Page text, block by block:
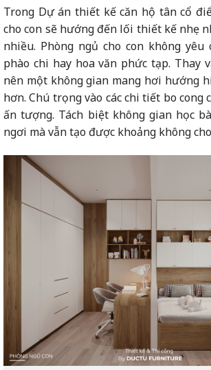
Trong Dự án thiết kế căn hộ tân cổ
cho con sẽ hướng đến lối thiết kế nhẹ
nhiều. Phòng ngủ cho con không
phào chi hay hoa văn phức tạp. Thay
nên một không gian mang hơi hướng
hơn. Chú trọng vào các chi tiết bo cong
ấn tượng. Tách biệt không gian học
ngơi mà vẫn tạo được khoảng không